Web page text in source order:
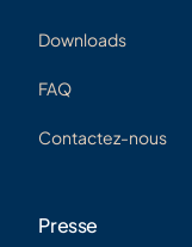
Downloads
FAQ
Contactez-nous
Presse